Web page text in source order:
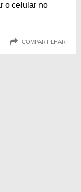
o celular no
COMPARTILHAR